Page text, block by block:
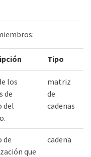
Tipo
los
de
del
matriz
de
cadenas
de
que
cadena